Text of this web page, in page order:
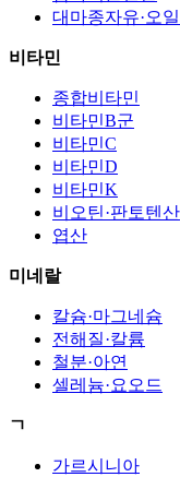
대마종자유·오
비타민
종합비타민
비타민B군
비타민C
비타민D
비타민K
비오틴·판토텐산
엽산
미네랄
칼슘·마그네슘
전해질·칼륨
철분·아연
셀레늄·요오드
ㄱ
가르시니아